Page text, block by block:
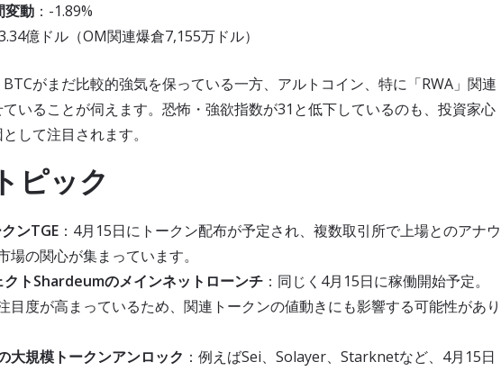
変動 ：-1.89%
億ドル（OM関連爆倉7,155万ドル）
がまだ比較的強気を保っている一方、アルトコイン、特に「RWA」関連
いることが伺えます。恐怖・強欲指数が31と低下しているのも、投資家心
して注目されます。
ピック
ンTGE ：4月15日にトークン配布が予定され、複数取引所で上場とのアナウ
場の関心が集まっています。
クトShardeumのメインネットローンチ ：同じく4月15日に稼働開始予定。
目度が高まっているため、関連トークンの値動きにも影響する可能性があり
大規模トークンアンロック ：例えばSei、Solayer、Starknetなど、4月15日